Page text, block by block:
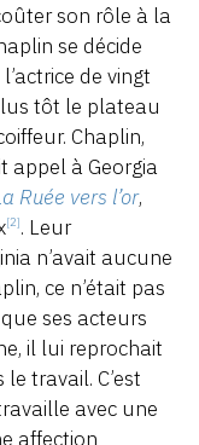
son rôle à la
se décide
de vingt
tôt le plateau
Chaplin,
appel à Georgia
Ruée vers l’or,
[2]. Leur
n’avait aucune
ce n’était pas
ses acteurs
il lui reprochait
travail. C’est
avec une
affection